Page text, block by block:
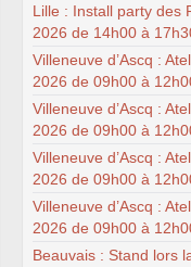
Lille : Install party des
2026 de 14h00 à
Villeneuve d’Ascq :
2026 de 09h00 à
Villeneuve d’Ascq :
2026 de 09h00 à
Villeneuve d’Ascq :
2026 de 09h00 à
Villeneuve d’Ascq :
2026 de 09h00 à
Beauvais : Stand lors